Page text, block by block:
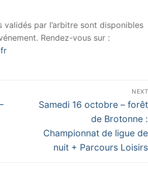
par l’arbitre sont disponibles
Rendez-vous sur :
NEXT
Next
Samedi 16 octobre – forêt
de Brotonne :
Championnat de ligue de
nuit + Parcours Loisirs